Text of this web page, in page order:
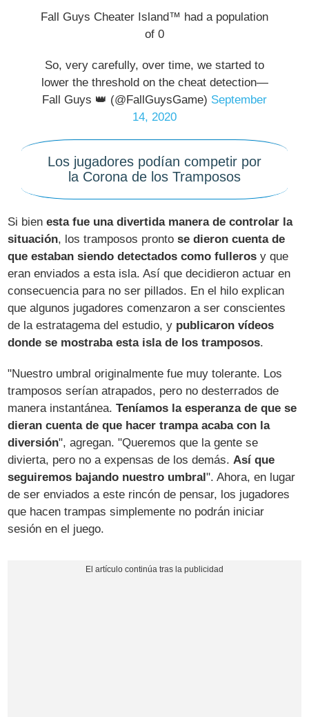
Fall Guys Cheater Island™ had a population
of 0
So, very carefully, over time, we started to
lower the threshold on the cheat detection—
Fall Guys 👑 (@FallGuysGame) September
14, 2020
Los jugadores podían competir por
la Corona de los Tramposos
Si bienesta fue una divertida manera de controlar la
situación, los tramposos prontose dieron cuenta de
que estaban siendo detectados como fulleros y que
eran enviados a esta isla. Así que decidieron actuar en
consecuencia para no ser pillados. En el hilo explican
que algunos jugadores comenzaron a ser conscientes
de la estratagema del estudio, y publicaron vídeos
donde se mostraba esta isla de los tramposos.
"Nuestro umbral originalmente fue muy tolerante. Los
tramposos serían atrapados, pero no desterrados de
manera instantánea.Teníamos la esperanza de que se
dieran cuenta de que hacer trampa acaba con la
diversión", agregan. "Queremos que la gente se
divierta, pero no a expensas de los demás. Así que
seguiremos bajando nuestro umbral". Ahora, en lugar
de ser enviados a este rincón de pensar, los jugadores
que hacen trampas simplemente no podrán iniciar
sesión en el juego.